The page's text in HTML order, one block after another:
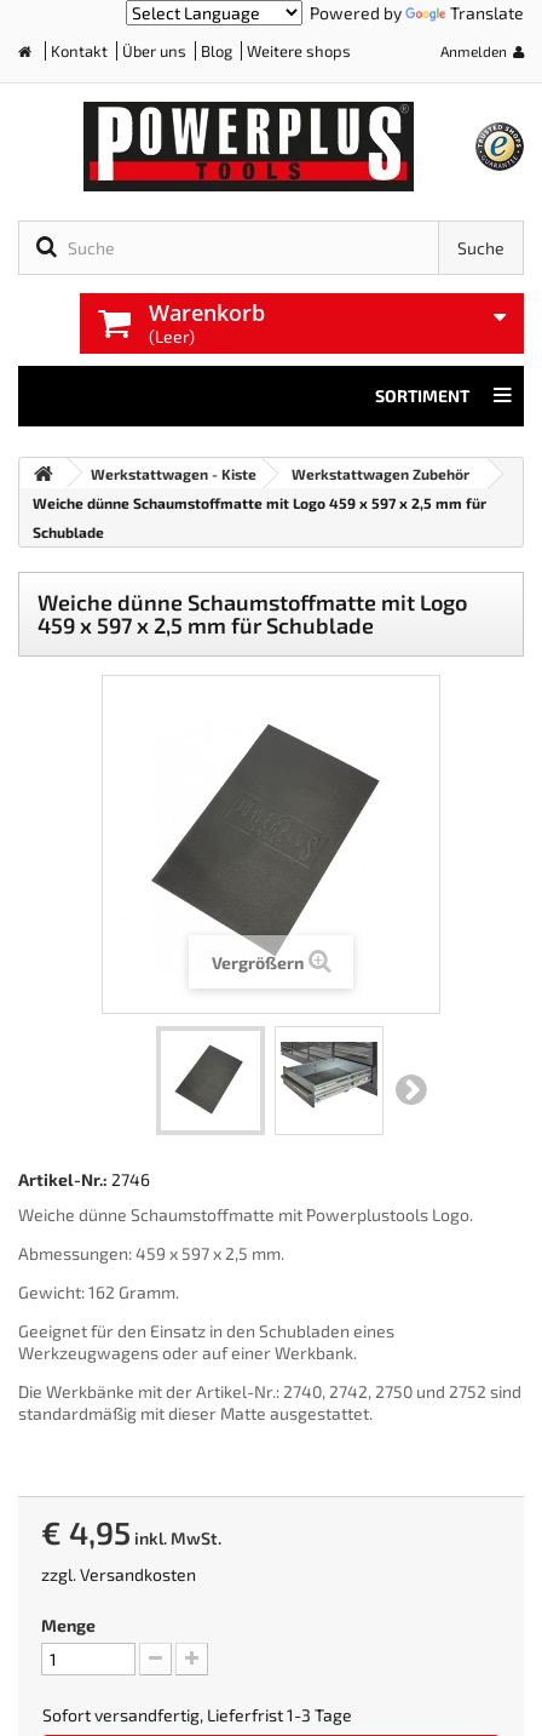
Powered by Translate
Kontakt Über uns Blog Weitere shops Anmelden
Suche
Warenkorb
(Leer)
SORTIMENT
Werkstattwagen - Kiste
Werkstattwagen Zubehör
Weiche dünne Schaumstoffmatte mit Logo 459 x 597 x 2,5 mm für
Schublade
Weiche dünne Schaumstoffmatte mit Logo
459 x 597 x 2,5 mm für Schublade
Vergrößern
Artikel-Nr.: 2746
Weiche dünne Schaumstoffmatte mit Powerplustools Logo.
Abmessungen: 459 x 597 x 2,5 mm.
Gewicht: 162 Gramm.
Geeignet für den Einsatz in den Schubladen eines
Werkzeugwagens oder auf einer Werkbank.
Die Werkbänke mit der Artikel-Nr.: 2740, 2742, 2750 und 2752 sind
standardmäßig mit dieser Matte ausgestattet.
€ 4,95 inkl. MwSt.
zzgl.Versandkosten
Menge
Sofort versandfertig, Lieferfrist 1-3 Tage